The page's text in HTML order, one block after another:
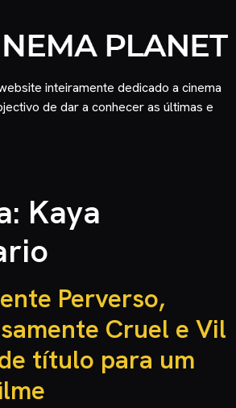
inteiramente dedicado a cinema
de dar a conhecer as últimas e
Kaya
Perverso,
Cruel e Vil
título para um